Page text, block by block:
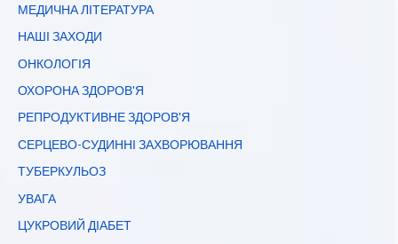
МЕДИЧНА ЛІТЕРАТУРА
НАШІ ЗАХОДИ
ОНКОЛОГІЯ
ОХОРОНА ЗДОРОВ'Я
РЕПРОДУКТИВНЕ ЗДОРОВ'Я
СЕРЦЕВО-СУДИННІ ЗАХВОРЮВАННЯ
ТУБЕРКУЛЬОЗ
УВАГА
ЦУКРОВИЙ ДІАБЕТ